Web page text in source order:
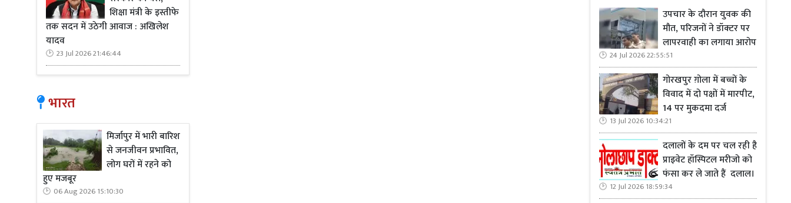
शिक्षा मंत्री के इस्तीफे
तक सदन में उठेगी आवाज : अखिलेश
यादव
23 Jul 2026 21:46:44
भारत
मिर्जापुर में भारी बारिश
से जनजीवन प्रभावित,
लोग घरों में रहने को
हुए मजबूर
06 Aug 2026 15:10:30
उपचार के दौरान युवक की
मौत, परिजनों ने डॉक्टर पर
लापरवाही का लगाया आरोप
24 Jul 2026 22:55:51
गोरखपुर ग़ोला में बच्चों के
विवाद में दो पक्षों में मारपीट,
14 पर मुकदमा दर्ज
13 Jul 2026 10:34:21
दलालों के दम पर चल रही है
प्राइवेट हॉस्पिटल मरीजो को
फंसा कर ले जाते हैं दलाल।
12 Jul 2026 18:59:34